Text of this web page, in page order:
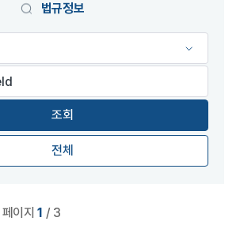
법규정보
전체
페이지1 / 3